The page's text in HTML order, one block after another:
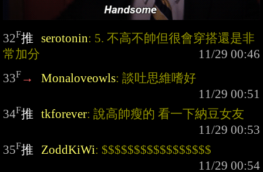
32F推 serotonin: 5. 不高不帥但很會穿搭還是非
常加分
33F → Monaloveowls: 談吐思維嗜好
34F推 tkforever: 說高帥瘦的 看一下納豆女友
35F推 ZoddKiWi: $$$$$$$$$$$$$$$$$